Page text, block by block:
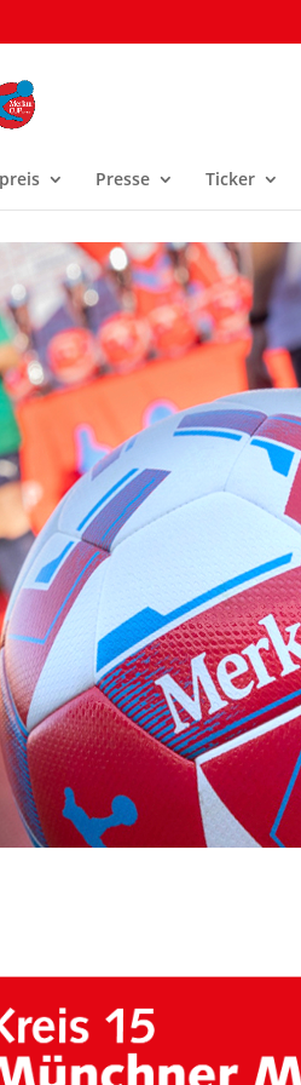
Presse Ticker